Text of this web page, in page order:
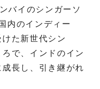
バイのシンガーソ
内のインディー
た新世代シン
で、インドのイン
長し、引き継がれ